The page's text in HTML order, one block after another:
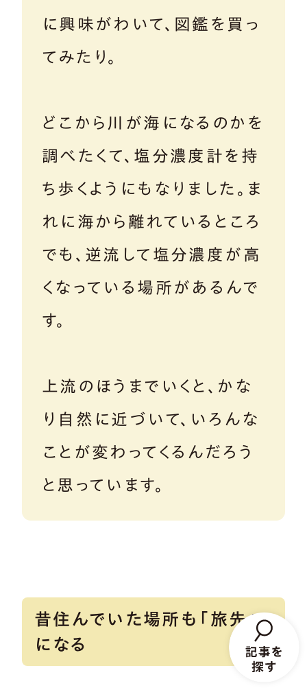
に興味がわいて、図鑑を買っ
てみたり。
どこから川が海になるのかを
調べたくて、塩分濃度計を持
ち歩くようにもなりました。ま
れに海から離れているところ
でも、逆流して塩分濃度が高
くなっている場所があるんで
す。
上流のほうまでいくと、かな
り自然に近づいて、いろんな
ことが変わってくるんだろう
と思っています。
昔住んでいた場所も「旅先」
になる